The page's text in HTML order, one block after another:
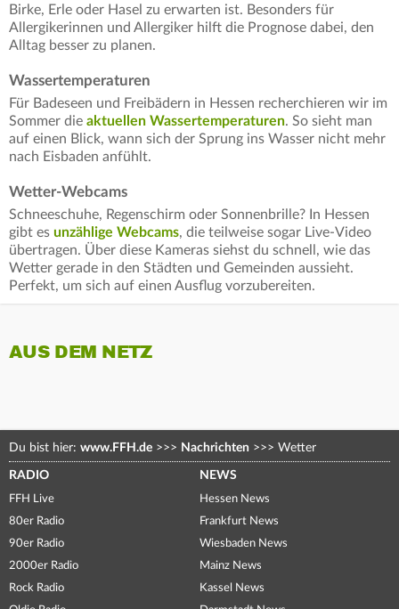
Birke, Erle oder Hasel zu erwarten ist. Besonders für
Allergikerinnen und Allergiker hilft die Prognose dabei, den
Alltag besser zu planen.
Wassertemperaturen
Für Badeseen und Freibädern in Hessen recherchieren wir im
Sommer die aktuellen Wassertemperaturen. So sieht man
auf einen Blick, wann sich der Sprung ins Wasser nicht mehr
nach Eisbaden anfühlt.
Wetter-Webcams
Schneeschuhe, Regenschirm oder Sonnenbrille? In Hessen
gibt es unzählige Webcams, die teilweise sogar Live-Video
übertragen. Über diese Kameras siehst du schnell, wie das
Wetter gerade in den Städten und Gemeinden aussieht.
Perfekt, um sich auf einen Ausflug vorzubereiten.
AUS DEM NETZ
Du bist hier: www.FFH.de >>> Nachrichten >>> Wetter
RADIO
FFH Live
80er Radio
90er Radio
2000er Radio
Rock Radio
NEWS
Hessen News
Frankfurt News
Wiesbaden News
Mainz News
Kassel News